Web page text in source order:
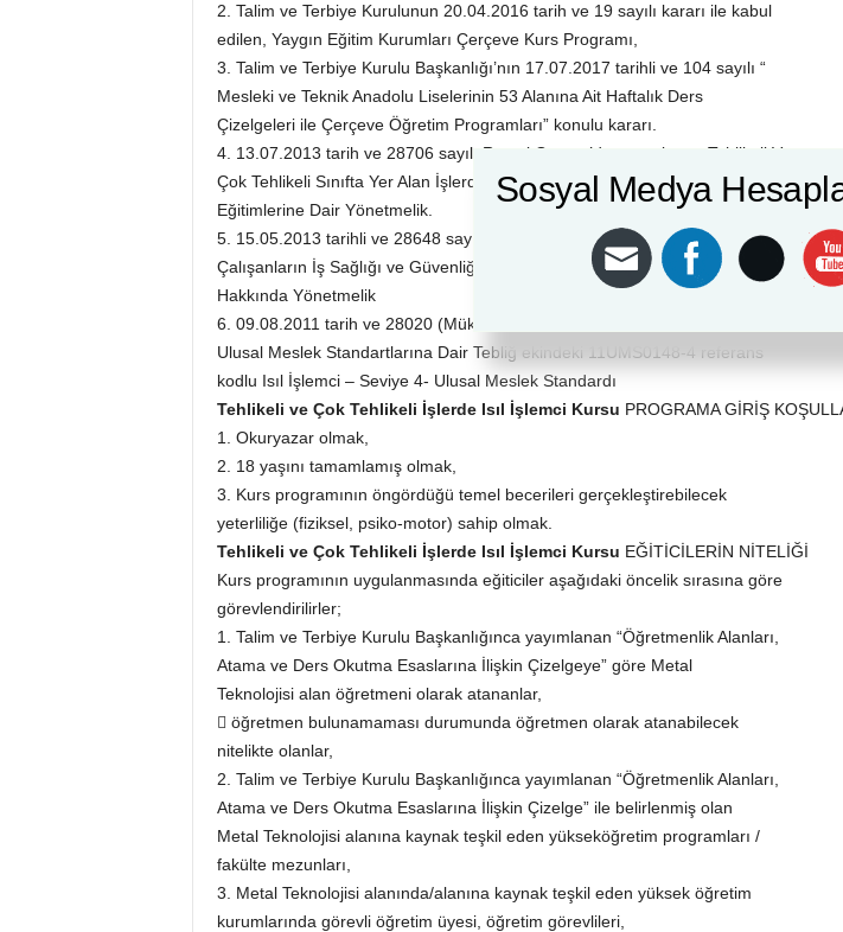
2. Talim ve Terbiye Kurulunun 20.04.2016 tarih ve 19 sayılı kararı ile kabul
edilen, Yaygın Eğitim Kurumları Çerçeve Kurs Programı,
3. Talim ve Terbiye Kurulu Başkanlığı’nın 17.07.2017 tarihli ve 104 sayılı “
Mesleki ve Teknik Anadolu Liselerinin 53 Alanına Ait Haftalık Ders
Çizelgeleri ile Çerçeve Öğretim Programları” konulu kararı.
4. 13.07.2013 tarih ve 28706 sayılı Resmi Gazete’de yayımlanan Tehlikeli Ve
Çok Tehlikeli Sınıfta Yer Alan İşlerde Çalıştırılacakların Mesleki
Eğitimlerine Dair Yönetmelik.
5. 15.05.2013 tarihli ve 28648 sayılı Resmî Gazete’ de yayımlanan
Çalışanların İş Sağlığı ve Güvenliği Eğitimlerinin Usul ve Esasları
Hakkında Yönetmelik
6. 09.08.2011 tarih ve 28020 (Mükerrer) sayılı Resmî Gazete’de yayımlanan
Ulusal Meslek Standartlarına Dair Tebliğ ekindeki 11UMS0148-4 referans
kodlu Isıl İşlemci – Seviye 4- Ulusal Meslek Standardı
Tehlikeli ve Çok Tehlikeli İşlerde Isıl İşlemci Kursu PROGRAMA GİRİŞ
1. Okuryazar olmak,
2. 18 yaşını tamamlamış olmak,
3. Kurs programının öngördüğü temel becerileri gerçekleştirebilecek
yeterliliğe (fiziksel, psiko-motor) sahip olmak.
Tehlikeli ve Çok Tehlikeli İşlerde Isıl İşlemci Kursu EĞİTİCİLERİN NİTELİĞİ
Kurs programının uygulanmasında eğiticiler aşağıdaki öncelik sırasına göre
görevlendirilirler;
1. Talim ve Terbiye Kurulu Başkanlığınca yayımlanan “Öğretmenlik Alanları,
Atama ve Ders Okutma Esaslarına İlişkin Çizelgeye” göre Metal
Teknolojisi alan öğretmeni olarak atananlar,
 öğretmen bulunamaması durumunda öğretmen olarak atanabilecek
nitelikte olanlar,
2. Talim ve Terbiye Kurulu Başkanlığınca yayımlanan “Öğretmenlik Alanları,
Atama ve Ders Okutma Esaslarına İlişkin Çizelge” ile belirlenmiş olan
Metal Teknolojisi alanına kaynak teşkil eden yükseköğretim programları /
fakülte mezunları,
3. Metal Teknolojisi alanında/alanına kaynak teşkil eden yüksek öğretim
kurumlarında görevli öğretim üyesi, öğretim görevlileri,
Sosyal Medya